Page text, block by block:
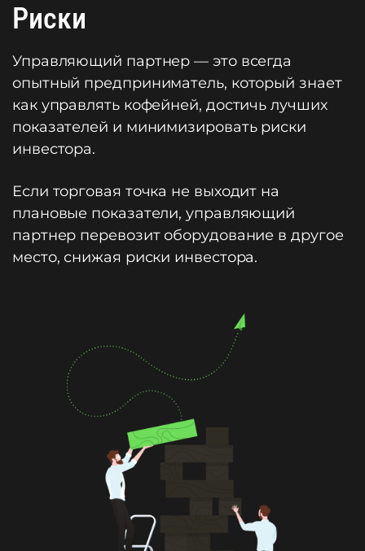
Риски
Управляющий партнер — это всегда
опытный предприниматель, который знает
как управлять кофейней, достичь лучших
показателей и минимизировать риски
инвестора.
Если торговая точка не выходит на
плановые показатели, управляющий
партнер перевозит оборудование в другое
место, снижая риски инвестора.